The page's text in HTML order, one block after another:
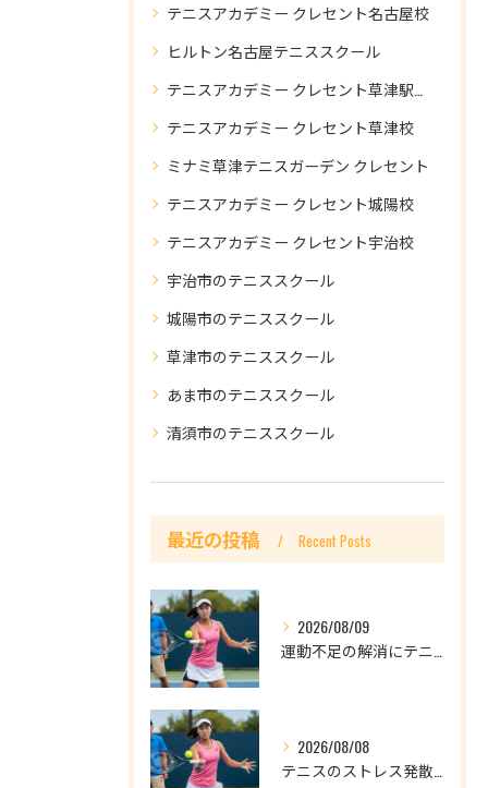
テニスアカデミー クレセント名古屋校
ヒルトン名古屋テニススクール
テニスアカデミー クレセント草津駅前校
テニスアカデミー クレセント草津校
ミナミ草津テニスガーデン クレセント
テニスアカデミー クレセント城陽校
テニスアカデミー クレセント宇治校
宇治市のテニススクール
城陽市のテニススクール
草津市のテニススクール
あま市のテニススクール
清須市のテニススクール
最近の投稿 Recent Posts
2026/08/09
2026/08/08